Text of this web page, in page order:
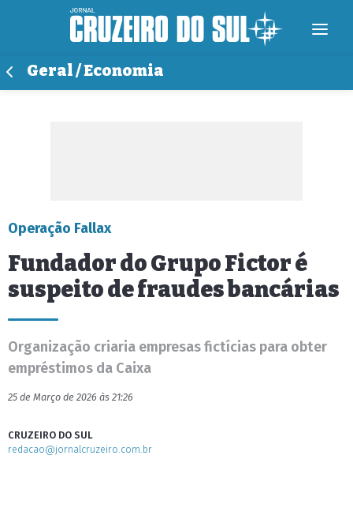
Geral / Economia
Operação Fallax
Fundador do Grupo Fictor é
suspeito de fraudes bancárias
Organização criaria empresas fictícias para obter
empréstimos da Caixa
25 de Março de 2026 às 21:26
CRUZEIRO DO SUL
redacao@jornalcruzeiro.com.br